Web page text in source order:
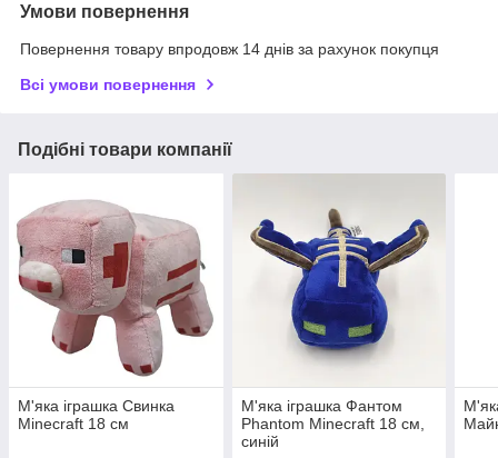
Умови повернення
Повернення товару впродовж 14 днів за рахунок покупця
Всі умови повернення
Подібні товари компанії
М'яка іграшка Свинка
Minecraft 18 см
М'яка іграшка Фантом
Phantom Minecraft 18 см,
синій